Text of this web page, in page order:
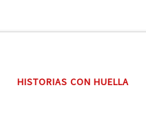
HISTORIAS CON HUELLA